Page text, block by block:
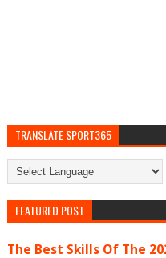
TRANSLATE SPORT365
FEATURED POST
The Best Skills Of The